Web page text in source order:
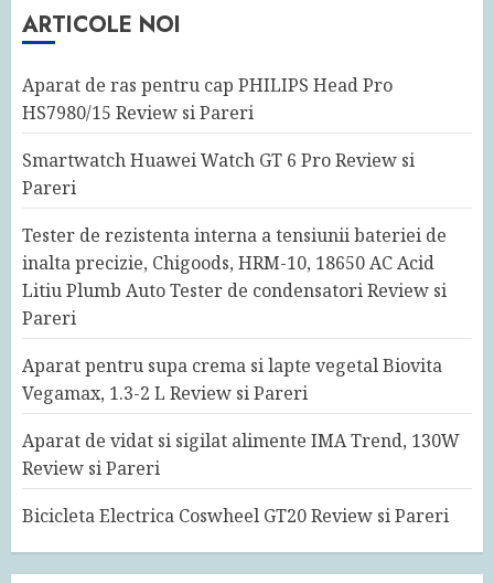
ARTICOLE NOI
Aparat de ras pentru cap PHILIPS Head Pro
HS7980/15 Review si Pareri
Smartwatch Huawei Watch GT 6 Pro Review si
Pareri
Tester de rezistenta interna a tensiunii bateriei de
inalta precizie, Chigoods, HRM-10, 18650 AC Acid
Litiu Plumb Auto Tester de condensatori Review si
Pareri
Aparat pentru supa crema si lapte vegetal Biovita
Vegamax, 1.3-2 L Review si Pareri
Aparat de vidat si sigilat alimente IMA Trend, 130W
Review si Pareri
Bicicleta Electrica Coswheel GT20 Review si Pareri